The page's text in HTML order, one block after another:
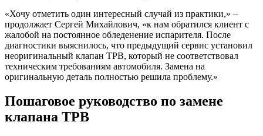
«Хочу отметить один интересный случай из практики,» –
продолжает Сергей Михайлович, «к нам обратился клиент с
жалобой на постоянное обледенение испарителя. После
диагностики выяснилось, что предыдущий сервис установил
неоригинальный клапан ТРВ, который не соответствовал
техническим требованиям автомобиля. Замена на
оригинальную деталь полностью решила проблему.»
Пошаговое руководство по замене
клапана ТРВ